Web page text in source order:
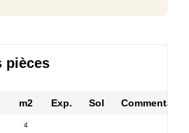
pièces
m2 Exp. Sol
4